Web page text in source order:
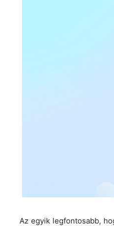
Az egyik legfontosabb,